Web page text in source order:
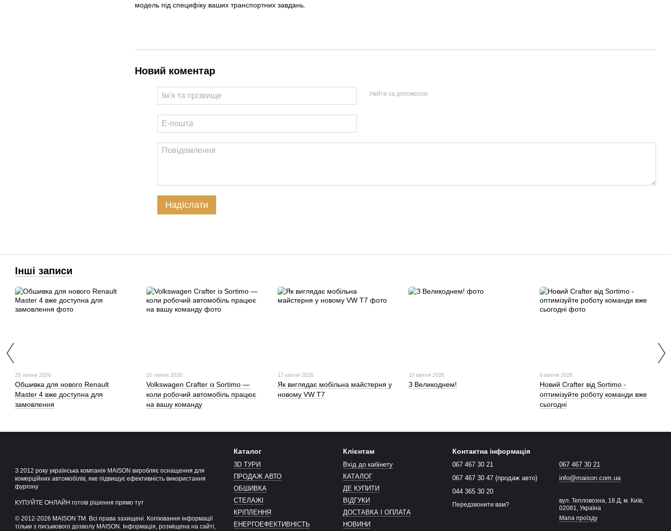
модель під специфіку ваших транспортних завдань.
Новий коментар
Увійти за допомогою
Надіслати
Інші записи
25 липня 2026
Обшивка для нового Renault
Master 4 вже доступна для
замовлення
15 липня 2026
Volkswagen Crafter із Sortimo —
коли робочий автомобіль працює
на вашу команду
17 квітня 2026
Як виглядає мобільна майстерня у
новому VW T7
10 квітня 2026
З Великоднем!
6 квітня 2026
Новий Crafter від Sortimo -
оптимізуйте роботу команди вже
сьогодні
З 2012 року українська компанія MAISON виробляє оснащення для
комерційних автомобілів, яке підвищує ефективність використання
фургону
КУПУЙТЕ ОНЛАЙН готові рішення прямо тут
© 2012-2026 MAISON TM. Всі права захищені. Копіювання інформації
тільки з письмового дозволу MAISON. Інформація, розміщена на сайті,
Каталог
3D ТУРИ
ПРОДАЖ АВТО
ОБШИВКА
СТЕЛАЖІ
КРІПЛЕННЯ
ЕНЕРГОЕФЕКТИВНІСТЬ
Клієнтам
Вхід до кабінету
КАТАЛОГ
ДЕ КУПИТИ
ВІДГУКИ
ДОСТАВКА І ОПЛАТА
НОВИНИ
Контактна інформація
067 467 30 21
067 467 30 47 (продаж авто)
044 365 30 20
Передзвонити вам?
067 467 30 21
info@maison.com.ua
вул. Тепловозна, 18 Д, м. Київ,
02081, Україна
Мапа проїзду